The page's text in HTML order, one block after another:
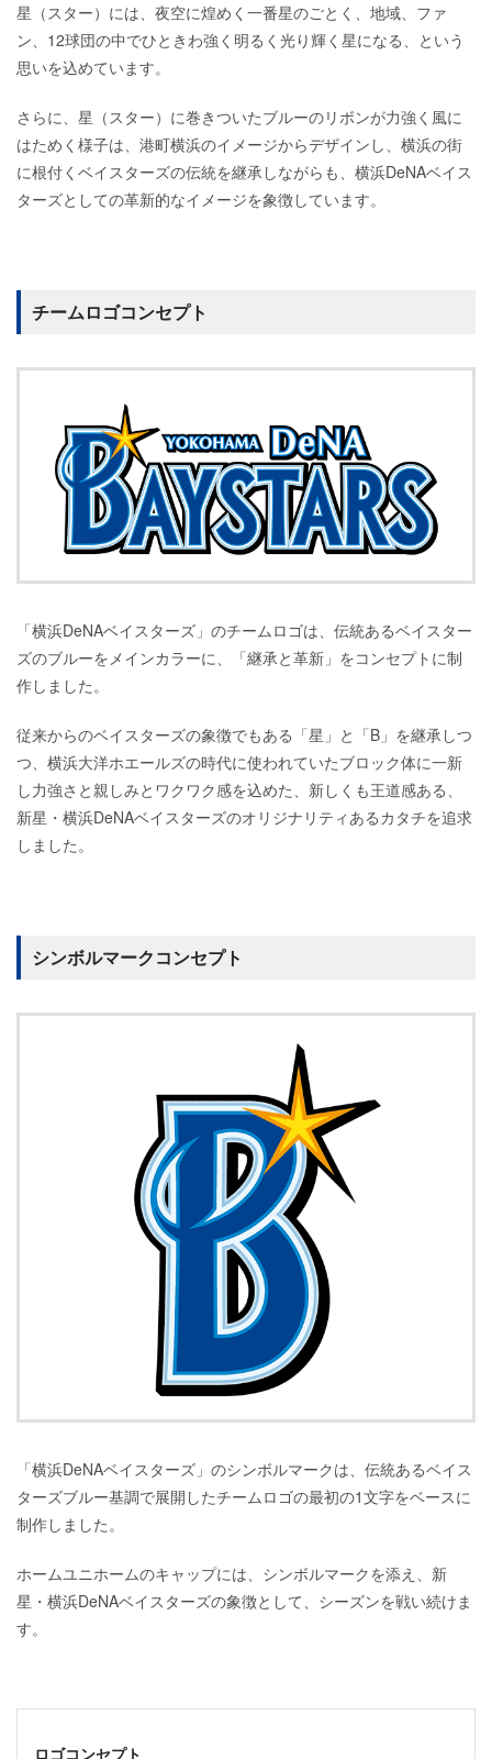
星（スター）には、夜空に煌めく一番星のごとく、地域、ファ
ン、12球団の中でひときわ強く明るく光り輝く星になる、という
思いを込めています。
さらに、星（スター）に巻きついたブルーのリボンが力強く風に
はためく様子は、港町横浜のイメージからデザインし、横浜の街
に根付くベイスターズの伝統を継承しながらも、横浜DeNAベイス
ターズとしての革新的なイメージを象徴しています。
チームロゴコンセプト
「横浜DeNAベイスターズ」のチームロゴは、伝統あるベイスター
ズのブルーをメインカラーに、「継承と革新」をコンセプトに制
作しました。
従来からのベイスターズの象徴でもある「星」と「B」を継承しつ
つ、横浜大洋ホエールズの時代に使われていたブロック体に一新
し力強さと親しみとワクワク感を込めた、新しくも王道感ある、
新星・横浜DeNAベイスターズのオリジナリティあるカタチを追求
しました。
シンボルマークコンセプト
「横浜DeNAベイスターズ」のシンボルマークは、伝統あるベイス
ターズブルー基調で展開したチームロゴの最初の1文字をベースに
制作しました。
ホームユニホームのキャップには、シンボルマークを添え、新
星・横浜DeNAベイスターズの象徴として、シーズンを戦い続けま
す。
ロゴコンセプト